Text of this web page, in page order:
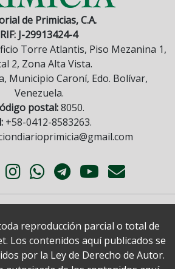
de Primicias, C.A.
RIF: J-29913424-4
Torre Atlantis, Piso Mezanina 1,
2, Zona Alta Vista.
Municipio Caroní, Edo. Bolívar,
Venezuela.
postal:8050.
+58-0412-8583263.
reproducción parcial o total de
Los contenidos aquí publicados se
por la Ley de Derecho de Autor.